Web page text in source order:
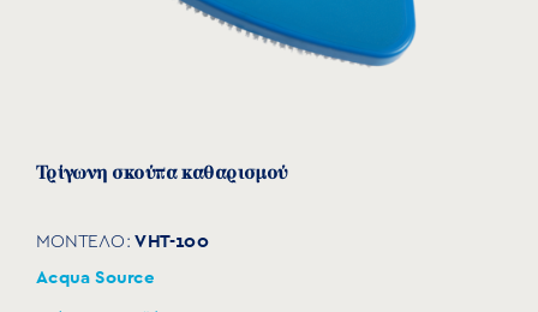
Τρίγωνη σκούπα καθαρισμού
ΜΟΝΤΕΛΟ:VHT-100
Acqua Source